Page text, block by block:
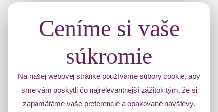
Ceníme si vaše
súkromie
Na našej webovej stránke používame súbory cookie, aby
sme vám poskytli čo najrelevantnejší zážitok tým, že si
zapamätáme vaše preferencie a opakované návštevy.